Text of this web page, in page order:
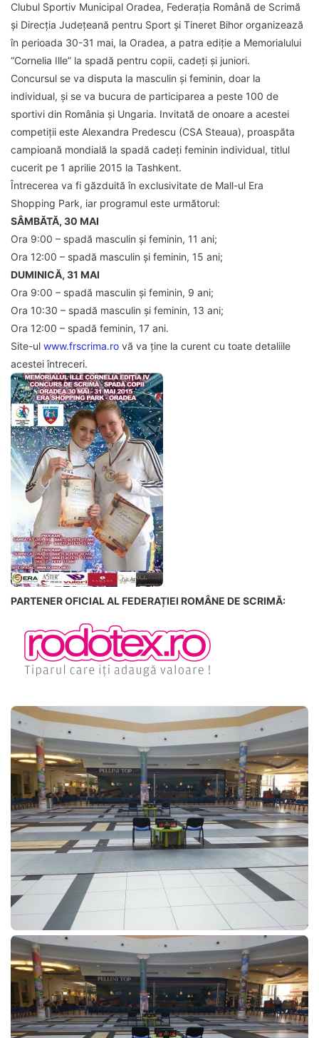
Clubul Sportiv Municipal Oradea, Federația Română de Scrimă
și Direcția Județeană pentru Sport și Tineret Bihor organizează
în perioada 30-31 mai, la Oradea, a patra ediție a Memorialului
“Cornelia Ille” la spadă pentru copii, cadeți și juniori.
Concursul se va disputa la masculin și feminin, doar la
individual, și se va bucura de participarea a peste 100 de
sportivi din România și Ungaria. Invitată de onoare a acestei
competiții este Alexandra Predescu (CSA Steaua), proaspăta
campioană mondială la spadă cadeți feminin individual, titlul
cucerit pe 1 aprilie 2015 la Tashkent.
Întrecerea va fi găzduită în exclusivitate de Mall-ul Era
Shopping Park, iar programul este următorul:
SÂMBĂTĂ, 30 MAI
Ora 9:00 – spadă masculin și feminin, 11 ani;
Ora 12:00 – spadă masculin și feminin, 15 ani;
DUMINICĂ, 31 MAI
Ora 9:00 – spadă masculin și feminin, 9 ani;
Ora 10:30 – spadă masculin și feminin, 13 ani;
Ora 12:00 – spadă feminin, 17 ani.
Site-ul www.frscrima.ro vă va ține la curent cu toate detaliile
acestei întreceri.
PARTENER OFICIAL AL FEDERAȚIEI ROMÂNE DE SCRIMĂ: